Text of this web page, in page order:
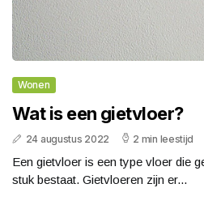
Wonen
Wat is een gietvloer?
24 augustus 2022 2 min leestijd
Een gietvloer is een type vloer die
stuk bestaat. Gietvloeren zijn er...